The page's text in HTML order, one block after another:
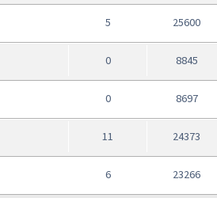
5 25600
0 8845
0 8697
11 24373
6 23266